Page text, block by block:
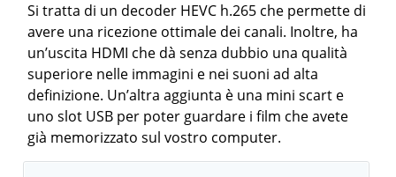
Si tratta di un decoder HEVC h.265 che permette di
avere una ricezione ottimale dei canali. Inoltre, ha
un’uscita HDMI che dà senza dubbio una qualità
superiore nelle immagini e nei suoni ad alta
definizione. Un’altra aggiunta è una mini scart e
uno slot USB per poter guardare i film che avete
già memorizzato sul vostro computer.